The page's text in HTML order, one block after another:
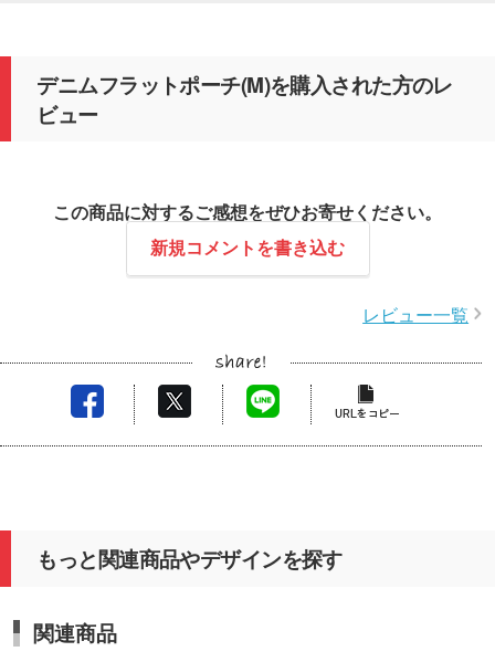
デニムフラットポーチ(M)を購入された方のレ
ビュー
この商品に対するご感想をぜひお寄せください。
新規コメントを書き込む
レビュー一覧
もっと関連商品やデザインを探す
関連商品